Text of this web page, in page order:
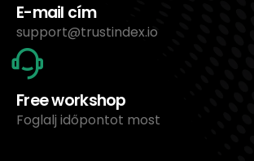
E-mail cím
support@trustindex.io
Free workshop
Foglalj időpontot most